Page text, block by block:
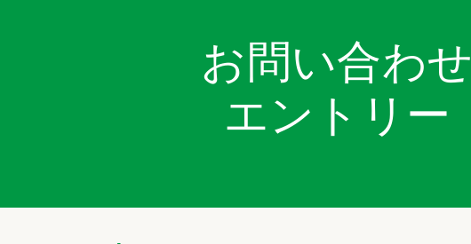
お問い合わせ
エントリー